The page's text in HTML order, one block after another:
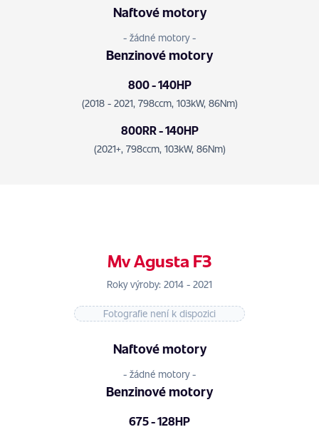
Naftové motory
- žádné motory -
Benzinové motory
800 - 140HP
(2018 - 2021, 798ccm, 103kW, 86Nm)
800RR - 140HP
(2021+, 798ccm, 103kW, 86Nm)
Mv Agusta F3
Roky výroby: 2014 - 2021
Fotografie není k dispozici
Naftové motory
- žádné motory -
Benzinové motory
675 - 128HP